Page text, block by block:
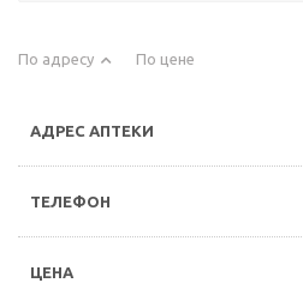
По адресу По цене